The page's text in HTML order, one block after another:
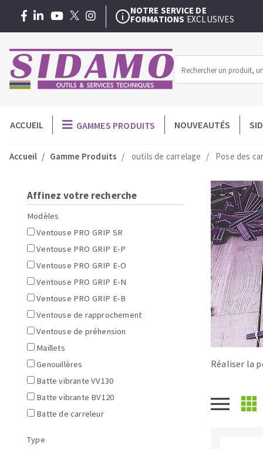
MACHINES POUR LE BATIMENT
Meuleuses angulaires
Carotteuses
Coupe carreaux manuels
Malaxeur
Scies de carrelage
Scies de table
Système grands formats
Table de travail
Disques
Plateaux à
Couronnes
Trépans
Meules
Pad
Roues
Disques à
Patins
NOTRE SERVICE DE
FORMATIONS EXCLUSIVES
SAV/RÉPARATION
EXTENSION DE GARANTIE
3 + 1 AN GRATUITE
NOTRE SERVICE DE
FORMATIONSEXCLUSIVES
Menu
Professionnel
ACCUEIL GAMMES PRODUITS NOUVEAUTÉS
Accueil Gamme Produits outils de carrelage Pose des
Réaliser la
Affinez votre recherche
Modèles
Ventouse PRO GRIP SR
Ventouse PRO GRIP E-P
Ventouse PRO GRIP E-O
Ventouse PRO GRIP E-N
Ventouse PRO GRIP E-B
Ventouse de rapprochement
Ventouse de préhension
Maillets
Genouillères
Batte vibrante VV130
Batte vibrante BV120
Batte de carreleur
Type